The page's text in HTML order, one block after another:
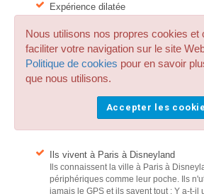
Expérience dilatée
cours de conduite professionnels
protéger la santé et la sécurité des
Professionnels du transfert privé à
Toutes nos vies dédiées au transport
pour Paris à Disney dans le seul but de
Ils vivent à Paris à Disneyland
Ils connaissent la ville à Paris à
périphériques comme leur poche. Ils
jamais le GPS et ils savent tout : Y a-t-il
Nous utilisons nos propres cookies et
faciliter votre navigation sur le site
Politique de cookies pour en savoir
que nous utilisons.
Accepter les